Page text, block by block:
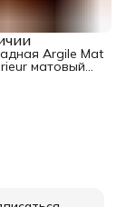
Argile Mat
матовый